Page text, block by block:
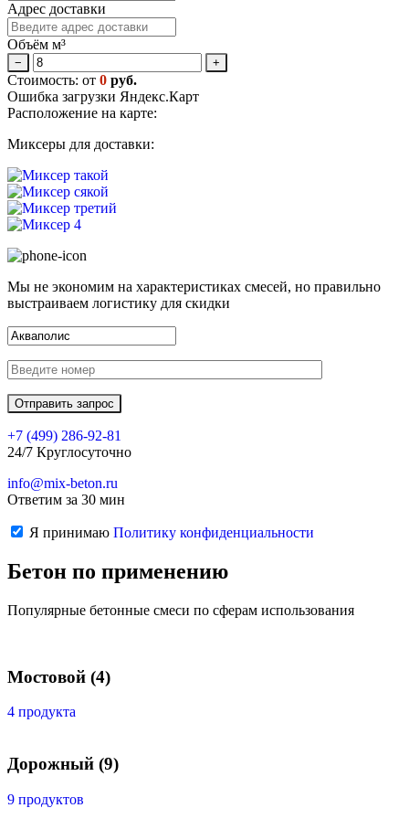
Адрес доставки
Объём м³
− +
Стоимость: от 0 руб.
Ошибка загрузки Яндекс.Карт
Расположение на карте:
Миксеры для доставки:
Мы не экономим на характеристиках смесей, но правильно
выстраиваем логистику для скидки
+7 (499) 286-92-81
24/7 Круглосуточно
info@mix-beton.ru
Ответим за 30 мин
Я принимаю Политику конфиденциальности
Бетон по применению
Популярные бетонные смеси по сферам использования
Мостовой (4)
4 продукта
Дорожный (9)
9 продуктов